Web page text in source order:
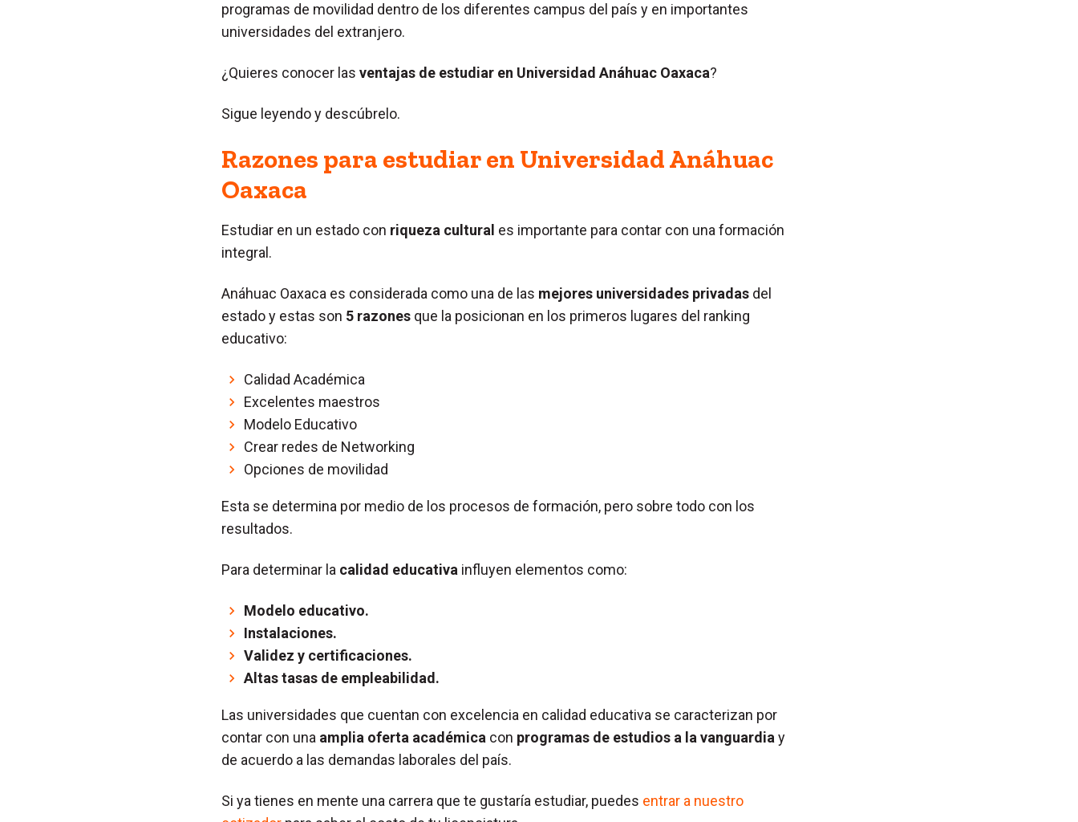
programas de movilidad dentro de los diferentes campus del país y en importantes
universidades del extranjero.
¿Quieres conocer las ventajas de estudiar en Universidad Anáhuac Oaxaca?
Sigue leyendo y descúbrelo.
Razones para estudiar en Universidad Anáhuac
Oaxaca
Estudiar en un estado con riqueza cultural es importante para contar con una formación
integral.
Anáhuac Oaxaca es considerada como una de las mejores universidades privadas del
estado y estas son 5 razones que la posicionan en los primeros lugares del ranking
educativo:
Calidad Académica
Excelentes maestros
Modelo Educativo
Crear redes de Networking
Opciones de movilidad
Esta se determina por medio de los procesos de formación, pero sobre todo con los
resultados.
Para determinar la calidad educativa influyen elementos como:
Modelo educativo.
Instalaciones.
Validez y certificaciones.
Altas tasas de empleabilidad.
Las universidades que cuentan con excelencia en calidad educativa se caracterizan por
contar con una amplia oferta académica con programas de estudios a la vanguardia y
de acuerdo a las demandas laborales del país.
Si ya tienes en mente una carrera que te gustaría estudiar, puedes entrar a nuestro